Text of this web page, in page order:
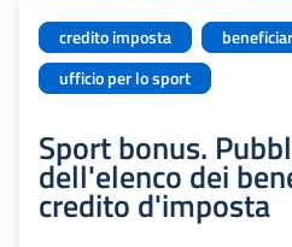
credito imposta
ufficio per lo sport
Sport bonus.
dell'elenco dei
credito d'imposta